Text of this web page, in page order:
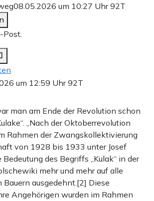
08.05.2026 um 10:27 Uhr92T
Post.
um 12:59 Uhr92T
man am Ende der Revolution schon
„Nach der Oktoberrevolution
Rahmen der Zwangskollektivierung
von 1928 bis 1933 unter Josef
des Begriffs „Kulak“ in der
mehr und mehr auf alle
ausgedehnt.[2] Diese
Angehörigen wurden im Rahmen